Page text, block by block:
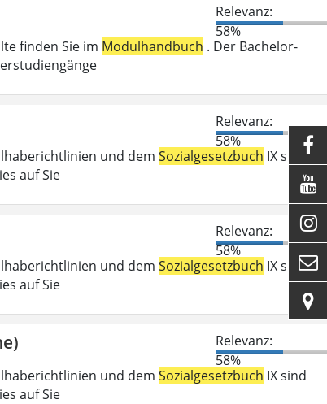
Relevanz:
58%
finden Sie im Modulhandbuch . Der Bachelor-
Relevanz:
58%
und dem Sozialgesetzbuch IX sind
auf Sie
Relevanz:
58%
und dem Sozialgesetzbuch IX sind
auf Sie
Relevanz:
58%
und dem Sozialgesetzbuch IX sind
auf Sie




